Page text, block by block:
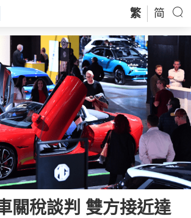
繁 简
關稅談判 雙方接近達